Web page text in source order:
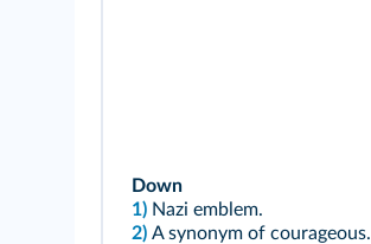
Down
1) Nazi emblem.
2) A synonym of courageous.